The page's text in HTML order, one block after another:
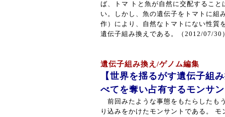
ば、トマ トと魚が自然に交配すること
い。しかし、魚の遺伝子をトマトに組
作）により、自然なトマトにない性質
遺伝子組み換えである。（2012/07/30
遺伝子組み換え/ゲノム編集
【世界を揺るがす遺伝子組
べてを奪い占有するモン
前回みたような事態をもたらしたも
り込みをかけたモンサントである。